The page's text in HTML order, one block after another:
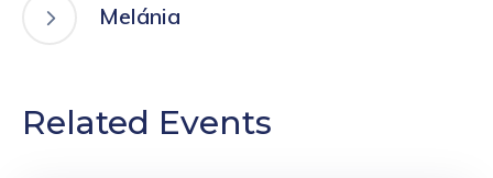
Melánia
Related Events